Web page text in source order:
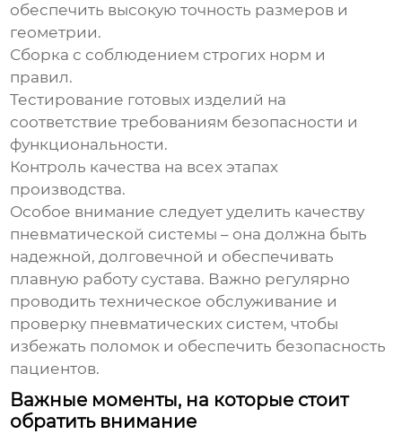
обеспечить высокую точность размеров и
геометрии.
Сборка с соблюдением строгих норм и
правил.
Тестирование готовых изделий на
соответствие требованиям безопасности и
функциональности.
Контроль качества на всех этапах
производства.
Особое внимание следует уделить качеству
пневматической системы – она должна быть
надежной, долговечной и обеспечивать
плавную работу сустава. Важно регулярно
проводить техническое обслуживание и
проверку пневматических систем, чтобы
избежать поломок и обеспечить безопасность
пациентов.
Важные моменты, на которые стоит
обратить внимание